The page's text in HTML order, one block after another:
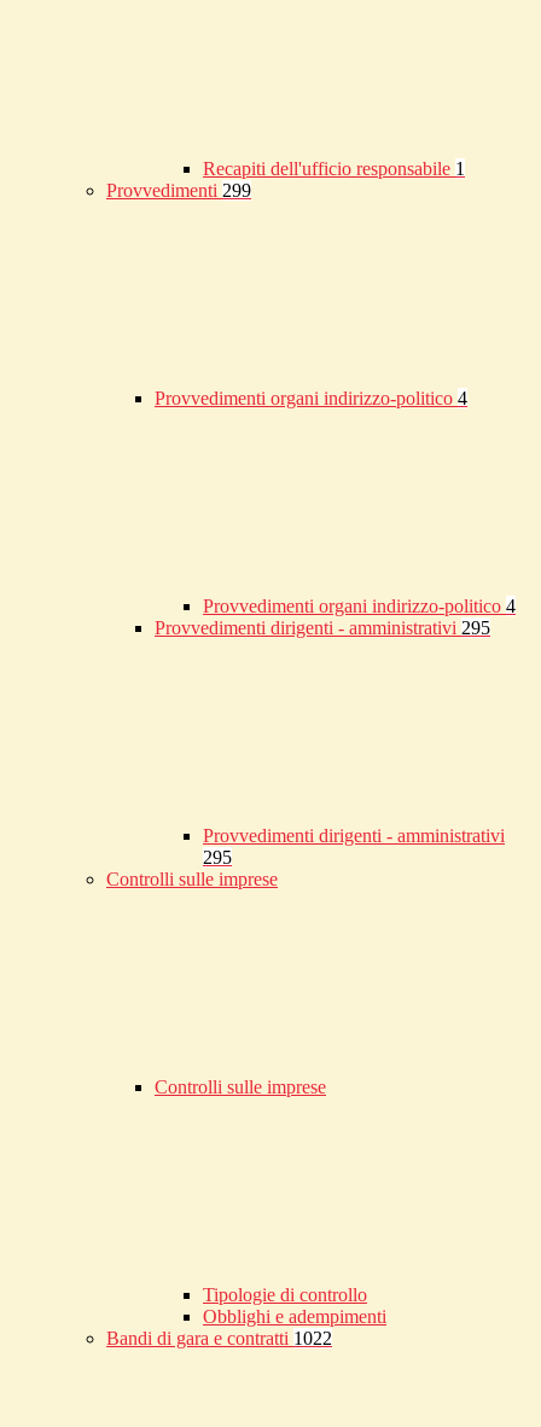
Recapiti dell'ufficio responsabile 1
Provvedimenti 299
Provvedimenti organi indirizzo-politico 4
Provvedimenti organi indirizzo-politico 4
Provvedimenti dirigenti - amministrativi 295
Provvedimenti dirigenti - amministrativi
295
Controlli sulle imprese
Controlli sulle imprese
Tipologie di controllo
Obblighi e adempimenti
Bandi di gara e contratti 1022